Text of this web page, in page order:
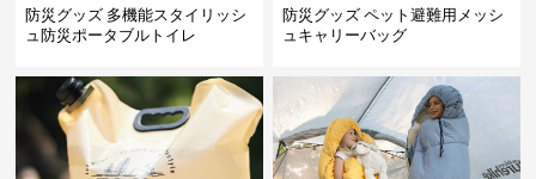
防災グッズ 多機能スタイリッシ
ュ防災ポータブルトイレ
防災グッズ ペット避難用メッシ
ュキャリーバッグ